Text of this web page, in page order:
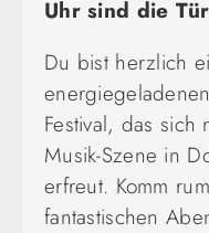
Uhr sind die
Du bist herzlich
Festival, das
Musik-Szene in
erfreut. Komm
fantastischen